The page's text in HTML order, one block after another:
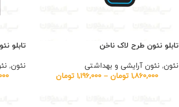
تابلو نئون طرح لاک ناخن
نئون, نئون آرایشی و بهداشتی
1,860,000 تومان –
1,196,000 تومان
تابلو
نئون,